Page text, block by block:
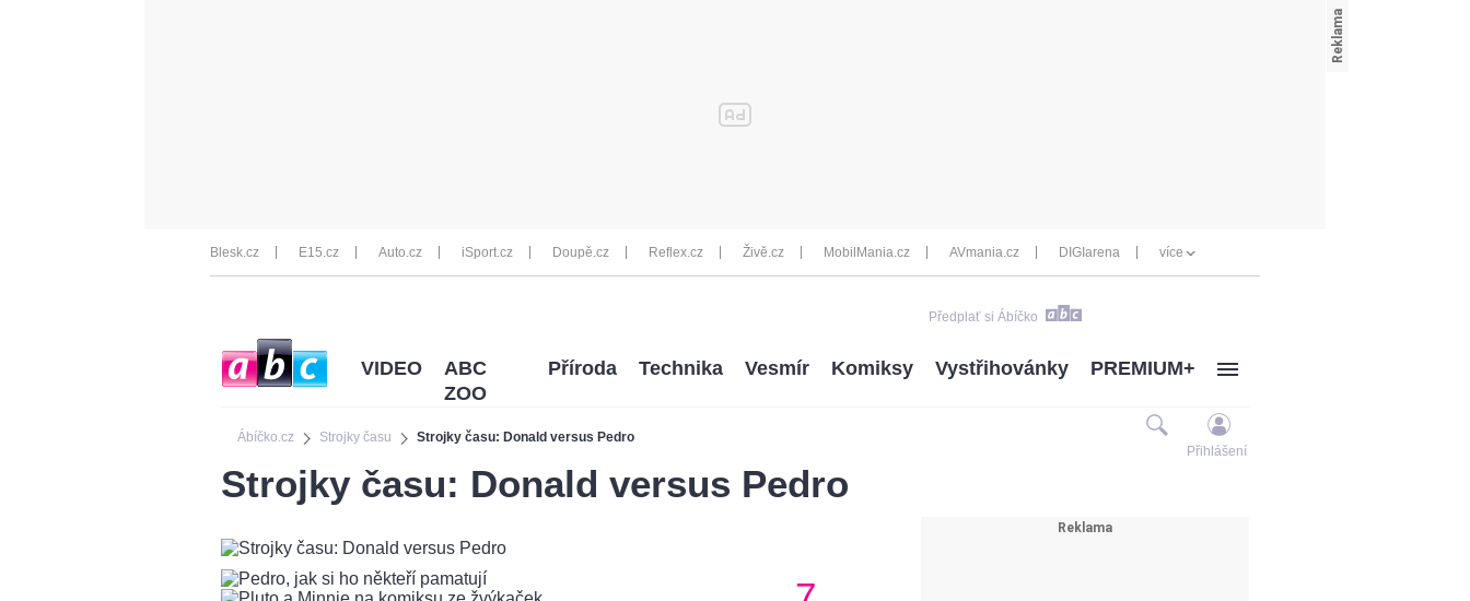
Blesk.cz E15.cz Auto.cz iSport.cz Doupě.cz Reflex.cz Živě.cz MobilMania.cz AVmania.cz DIGIarena více
Předplať si Ábíčko
Ábíčko.cz Strojky času Strojky času: Donald versus Pedro
VIDEO
ABC
ZOO
Příroda Technika Vesmír Komiksy Vystřihovánky PREMIUM+
Přihlášení
Strojky času: Donald versus Pedro